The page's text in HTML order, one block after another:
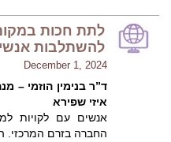
לתת חכות
להשתלבות
December 1, 2024
ד”ר בנימין הוזמי –
איזי שפירא
אנשים עם לקויות
החברה בזרם המרכזי.